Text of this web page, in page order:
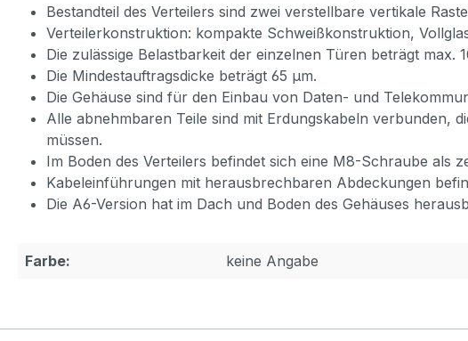
Bestandteil des Verteilers sind zwei verstellbare vertikale
Verteilerkonstruktion: kompakte Schweißkonstruktion,
Die zulässige Belastbarkeit der einzelnen Türen beträgt max.
Die Mindestauftragsdicke beträgt 65 µm.
Die Gehäuse sind für den Einbau von Daten- und
Alle abnehmbaren Teile sind mit Erdungskabeln verbunden,
müssen.
Im Boden des Verteilers befindet sich eine M8-Schraube als
Kabeleinführungen mit herausbrechbaren Abdeckungen
Die A6-Version hat im Dach und Boden des Gehäuses
Farbe: keine Angabe